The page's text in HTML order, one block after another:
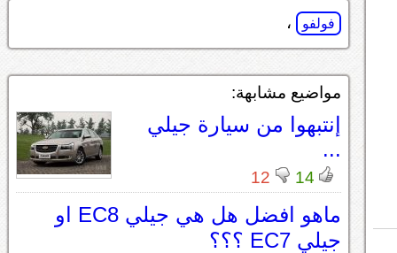
فولفو ،
مواضيع مشابهة:
إنتبهوا من سيارة جيلي
...
14
12
ماهو افضل هل هي جيلي EC8 او
جيلي EC7 ؟؟؟